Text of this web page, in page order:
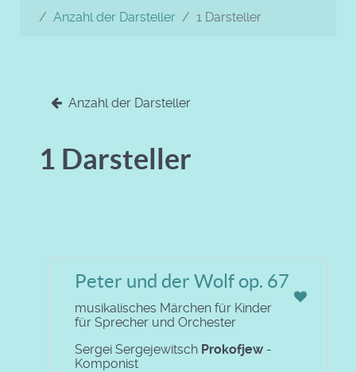
Anzahl der Darsteller
1 Darsteller
Anzahl der Darsteller
1 Darsteller
Peter und der Wolf op. 67
musikalisches Märchen für Kinder
für Sprecher und Orchester
Sergei Sergejewitsch Prokofjew-
Komponist